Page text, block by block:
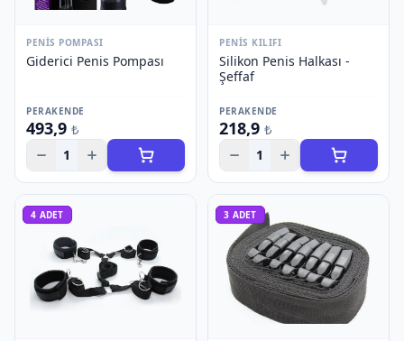
PENIS POMPASI
Giderici Penis Pompası
PERAKENDE
493,9 ₺
1
PENIS KILIFI
Silikon Penis Halkası -
Şeffaf
PERAKENDE
218,9 ₺
1
4 ADET 3 ADET